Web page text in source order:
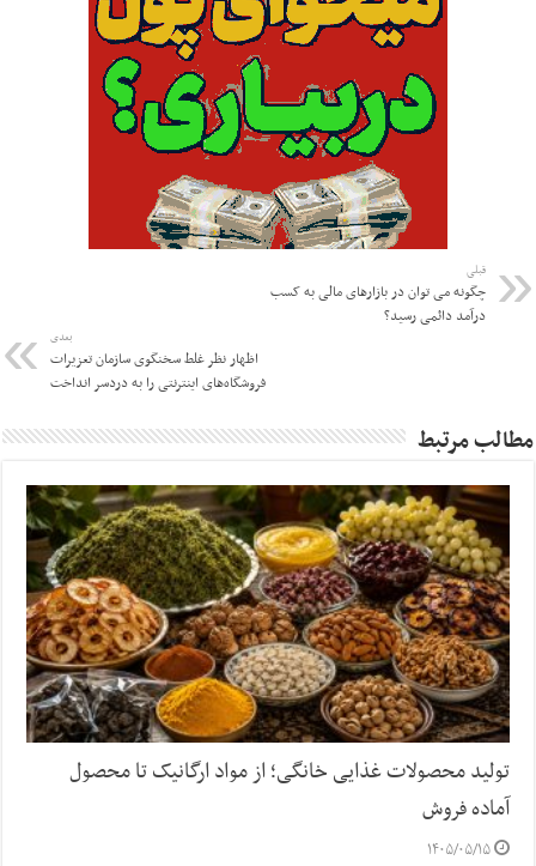
قبلی
چگونه می توان در بازارهای مالی به کسب
درآمد دائمی رسید؟
بعدی
اظهار نظر غلط سخنگوی سازمان تعزیرات
فروشگاه‌های اینترنتی را به دردسر انداخت
مطالب مرتبط
تولید محصولات غذایی خانگی؛ از مواد ارگانیک تا محصول
آماده فروش
۱۴۰۵/۰۵/۱۵